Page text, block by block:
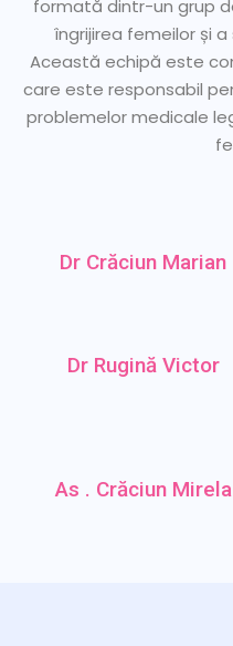
formată dintr-un grup
îngrijirea femeilor și
Această echipă este
care este responsabil
problemelor medicale
Dr Crăciun Marian
Dr Rugină Victor
As . Crăciun Mirela